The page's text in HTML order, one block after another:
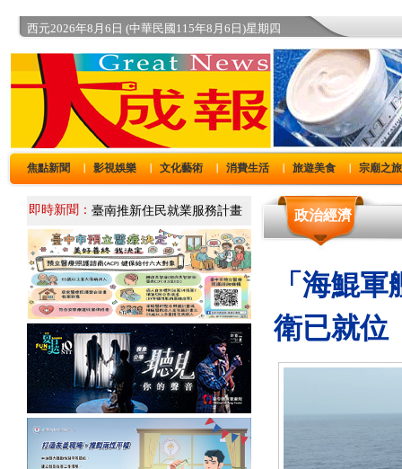
西元2026年8月6日 (中華民國115年8月6日)星期四
焦點新聞 影視娛樂 文化藝術 消費生活 旅遊美食 宗廟之旅
即時新聞： 政治經濟
「海鯤
衛已就位